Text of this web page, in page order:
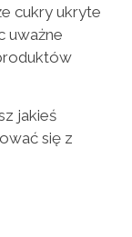
cukry ukryte
uważne
jakieś
się z